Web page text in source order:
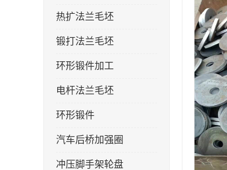
热扩法兰毛坯
锻打法兰毛坯
环形锻件加工
电杆法兰毛坯
环形锻件
汽车后桥加强圈
冲压脚手架轮盘